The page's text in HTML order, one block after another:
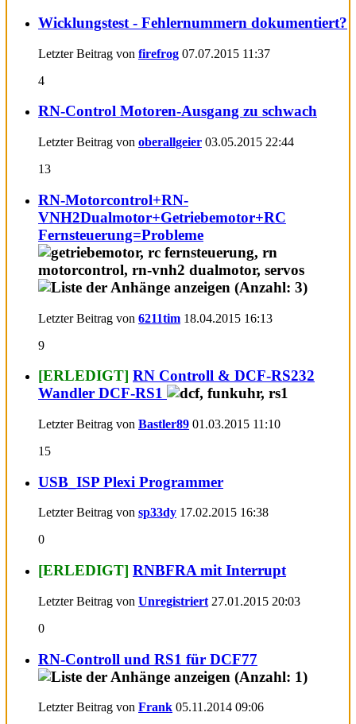
Wicklungstest - Fehlernummern dokumentiert?
Letzter Beitrag von firefrog 07.07.2015 11:37
4
RN-Control Motoren-Ausgang zu schwach
Letzter Beitrag von oberallgeier 03.05.2015 22:44
13
RN-Motorcontrol+RN-
VNH2Dualmotor+Getriebemotor+RC
Fernsteuerung=Probleme
Letzter Beitrag von 6211tim 18.04.2015 16:13
9
[ERLEDIGT] RN Controll & DCF-RS232
Wandler DCF-RS1
Letzter Beitrag von Bastler89 01.03.2015 11:10
15
USB_ISP Plexi Programmer
Letzter Beitrag von sp33dy 17.02.2015 16:38
0
[ERLEDIGT] RNBFRA mit Interrupt
Letzter Beitrag von Unregistriert 27.01.2015 20:03
0
RN-Controll und RS1 für DCF77
Letzter Beitrag von Frank 05.11.2014 09:06